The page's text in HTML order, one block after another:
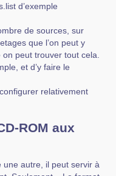
d’exemple
de sources, sur
que l’on peut y
peut trouver tout cela.
et d’y faire le
relativement
ROM aux
une autre, il peut servir à